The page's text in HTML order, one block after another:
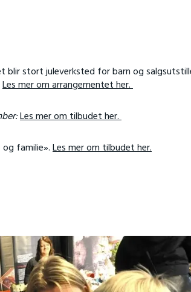
blir stort juleverksted for barn og
Les mer om arrangementet her.
Les mer om tilbudet her.
familie».Les mer om tilbudet her.